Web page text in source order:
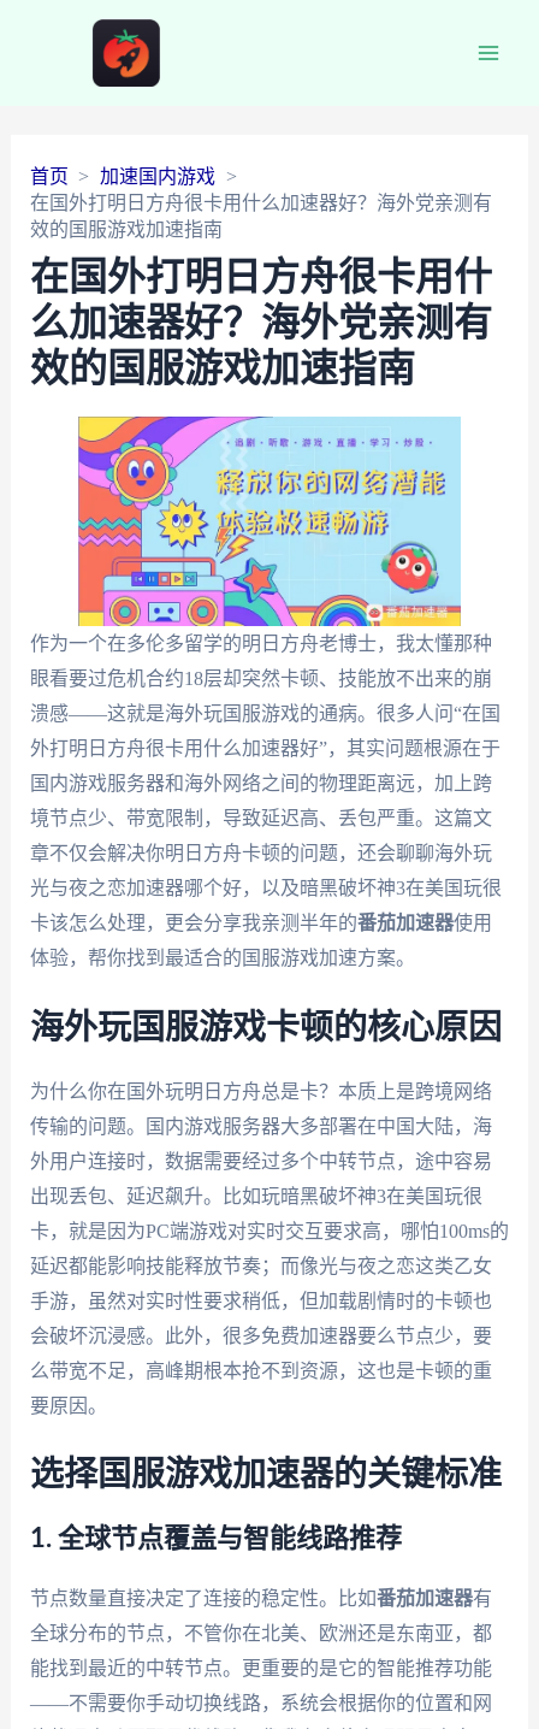
首页
加速国内游戏
在国外打明日方舟很卡用什么加速器好？海外党亲测有
效的国服游戏加速指南
在国外打明日方舟很卡用什
么加速器好？海外党亲测有
效的国服游戏加速指南
作为一个在多伦多留学的明日方舟老博士，我太懂那种
眼看要过危机合约18层却突然卡顿、技能放不出来的崩
溃感——这就是海外玩国服游戏的通病。很多人问“在国
外打明日方舟很卡用什么加速器好”，其实问题根源在于
国内游戏服务器和海外网络之间的物理距离远，加上跨
境节点少、带宽限制，导致延迟高、丢包严重。这篇文
章不仅会解决你明日方舟卡顿的问题，还会聊聊海外玩
光与夜之恋加速器哪个好，以及暗黑破坏神3在美国玩很
卡该怎么处理，更会分享我亲测半年的番茄加速器使用
体验，帮你找到最适合的国服游戏加速方案。
海外玩国服游戏卡顿的核心原因
为什么你在国外玩明日方舟总是卡？本质上是跨境网络
传输的问题。国内游戏服务器大多部署在中国大陆，海
外用户连接时，数据需要经过多个中转节点，途中容易
出现丢包、延迟飙升。比如玩暗黑破坏神3在美国玩很
卡，就是因为PC端游戏对实时交互要求高，哪怕100ms的
延迟都能影响技能释放节奏；而像光与夜之恋这类乙女
手游，虽然对实时性要求稍低，但加载剧情时的卡顿也
会破坏沉浸感。此外，很多免费加速器要么节点少，要
么带宽不足，高峰期根本抢不到资源，这也是卡顿的重
要原因。
选择国服游戏加速器的关键标准
1. 全球节点覆盖与智能线路推荐
节点数量直接决定了连接的稳定性。比如番茄加速器有
全球分布的节点，不管你在北美、欧洲还是东南亚，都
能找到最近的中转节点。更重要的是它的智能推荐功能
——不需要你手动切换线路，系统会根据你的位置和网